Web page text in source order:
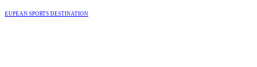
EUPEAN SPORTS DESTINATION